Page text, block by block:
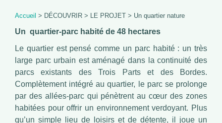
Accueil > DÉCOUVRIR > LE PROJET > Un quartier nature
Un quartier-parc habité de 48 hectares
Le quartier est pensé comme un parc habité : un très
large parc urbain est aménagé dans la continuité des
parcs existants des Trois Parts et des Bordes.
Complètement intégré au quartier, le parc se prolonge
par des allées-parc qui pénètrent au cœur des zones
habitées pour offrir un environnement verdoyant. Plus
qu’un simple lieu de loisirs et de détente, il joue un